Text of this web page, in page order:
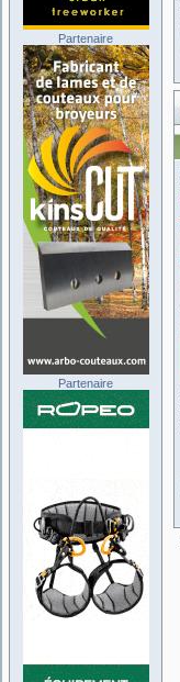
Partenaire
Partenaire